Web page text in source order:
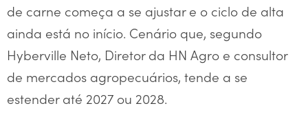
de carne começa a se ajustar e o ciclo de alta
ainda está no início. Cenário que, segundo
Hyberville Neto, Diretor da HN Agro e consultor
de mercados agropecuários, tende a se
estender até 2027 ou 2028.